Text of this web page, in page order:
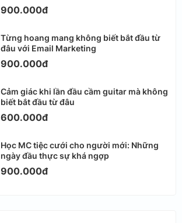
900.000đ
Từng hoang mang không biết bắt đầu từ
đâu với Email Marketing
900.000đ
Cảm giác khi lần đầu cầm guitar mà không
biết bắt đầu từ đâu
600.000đ
Học MC tiệc cưới cho người mới: Những
ngày đầu thực sự khá ngợp
900.000đ